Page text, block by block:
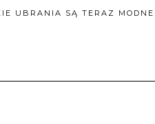
UBRANIA SĄ TERAZ MODNE